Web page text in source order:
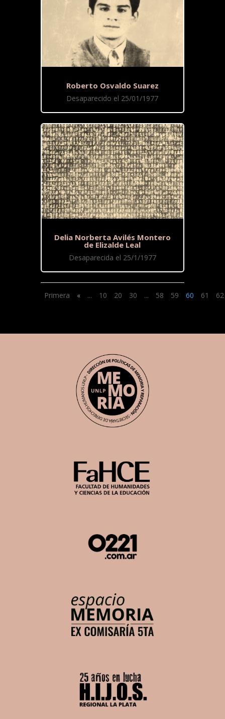
Roberto Osvaldo Suarez
Desaparecido el 25/01/1977
Delia Norberta Avilés Montero
de Elizalde Leal
Desaparecida el 25/1/1977
Primera « ... 10 20 30 ... 58 59 60 61 62